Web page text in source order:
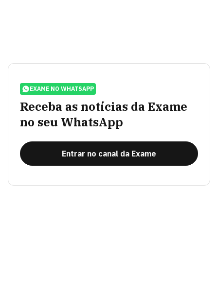
EXAME NO WHATSAPP
Receba as notícias da Exame
no seu WhatsApp
Entrar no canal da Exame